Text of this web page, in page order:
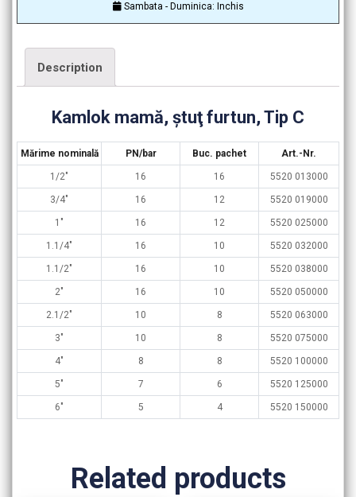
Sambata - Duminica: Inchis
Description
Kamlok mamă, ştuţ furtun, Tip C
Mărime nominală PN/bar Buc. pachet Art.-Nr.
1/2″ 16 16 5520 013000
3/4″ 16 12 5520 019000
1″ 16 12 5520 025000
1.1/4″ 16 10 5520 032000
1.1/2″ 16 10 5520 038000
2″ 16 10 5520 050000
2.1/2″ 10 8 5520 063000
3″ 10 8 5520 075000
4″ 8 8 5520 100000
5″ 7 6 5520 125000
6″ 5 4 5520 150000
Related products